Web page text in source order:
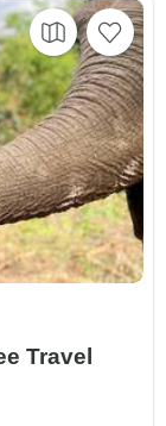
Travel